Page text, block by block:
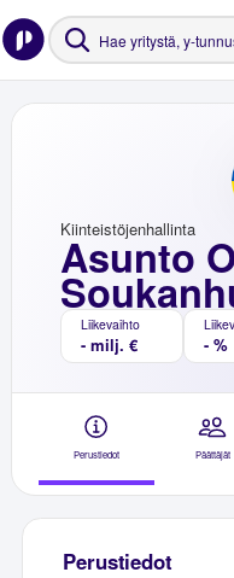
Asunto
Kiinteistöjenhallinta
Liikevaihto
- milj. € - %
Perustiedot Päättäjät
Perustiedot